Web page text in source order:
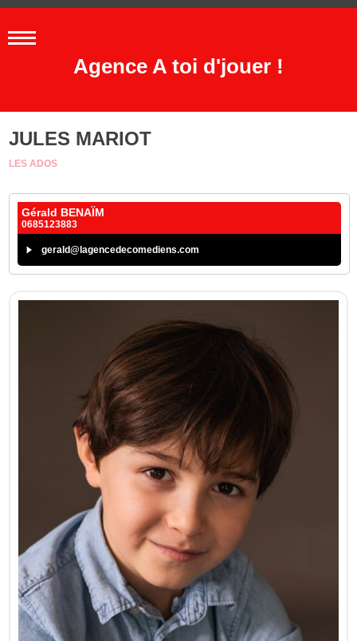
Agence A toi d'jouer !
JULES MARIOT
LES ADOS
Gérald BENAÏM
0685123883
gerald@lagencedecomediens.com